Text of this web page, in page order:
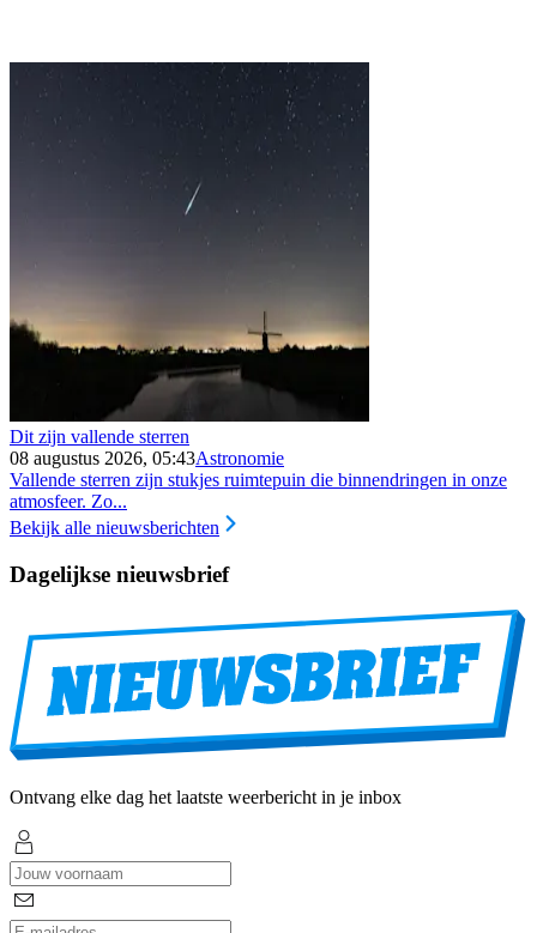
Dit zijn vallende sterren
08 augustus 2026, 05:43Astronomie
Vallende sterren zijn stukjes ruimtepuin die binnendringen in onze
atmosfeer. Zo...
Bekijk alle nieuwsberichten
Dagelijkse nieuwsbrief
Ontvang elke dag het laatste weerbericht in je inbox